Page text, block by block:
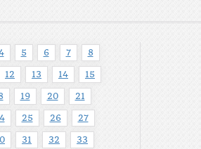
5 6 7 8
12 13 14 15
19 20 21
25 26 27
31 32 33